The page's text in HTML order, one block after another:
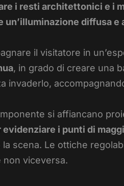
i resti architettonici e i
un’illuminazione diffusa e
il visitatore in
, in grado di creare una
invaderlo,
si affiancano
i punti di
scena. Le ottiche
non viceversa.